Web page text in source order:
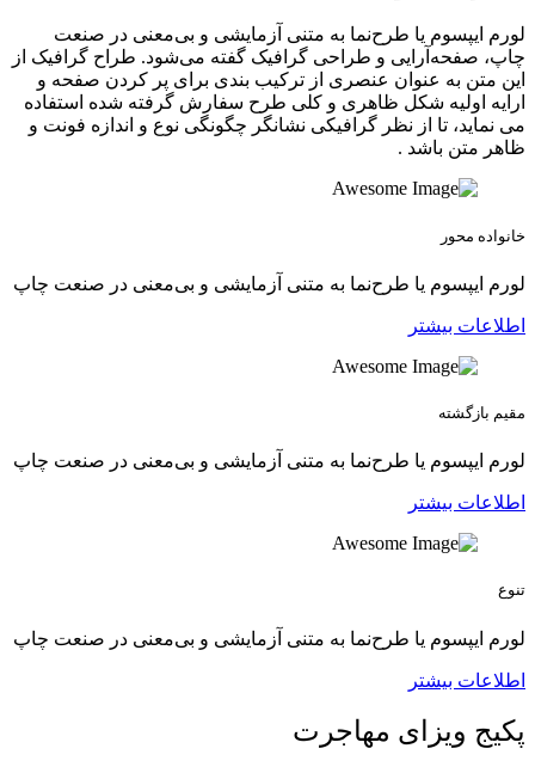
لورم ایپسوم یا طرح‌نما به متنی آزمایشی و بی‌معنی در صنعت
چاپ، صفحه‌آرایی و طراحی گرافیک گفته می‌شود. طراح گرافیک از
این متن به عنوان عنصری از ترکیب بندی برای پر کردن صفحه و
ارایه اولیه شکل ظاهری و کلی طرح سفارش گرفته شده استفاده
می نماید، تا از نظر گرافیکی نشانگر چگونگی نوع و اندازه فونت و
ظاهر متن باشد .
خانواده محور
لورم ایپسوم یا طرح‌نما به متنی آزمایشی و بی‌معنی در صنعت چاپ
اطلاعات بیشتر
مقیم بازگشته
لورم ایپسوم یا طرح‌نما به متنی آزمایشی و بی‌معنی در صنعت چاپ
اطلاعات بیشتر
تنوع
لورم ایپسوم یا طرح‌نما به متنی آزمایشی و بی‌معنی در صنعت چاپ
اطلاعات بیشتر
پکیج ویزای مهاجرت